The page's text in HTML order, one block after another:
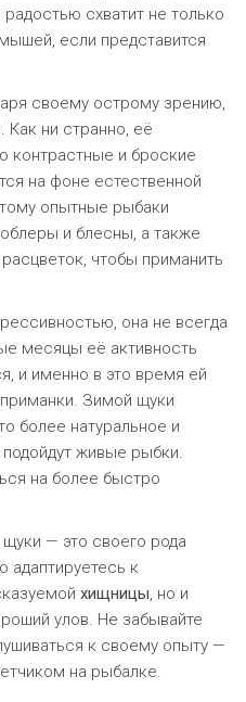
схватит не только
если представится
своему острому зрению,
Как ни странно, её
контрастные и броские
на фоне естественной
опытные рыбаки
и блесны, а также
чтобы приманить
она не всегда
месяцы её активность
и именно в это время ей
Зимой щуки
более натуральное и
живые рыбки.
на более быстро
— это своего рода
адаптируетесь к
хищницы, но и
улов. Не забывайте
к своему опыту —
на рыбалке.